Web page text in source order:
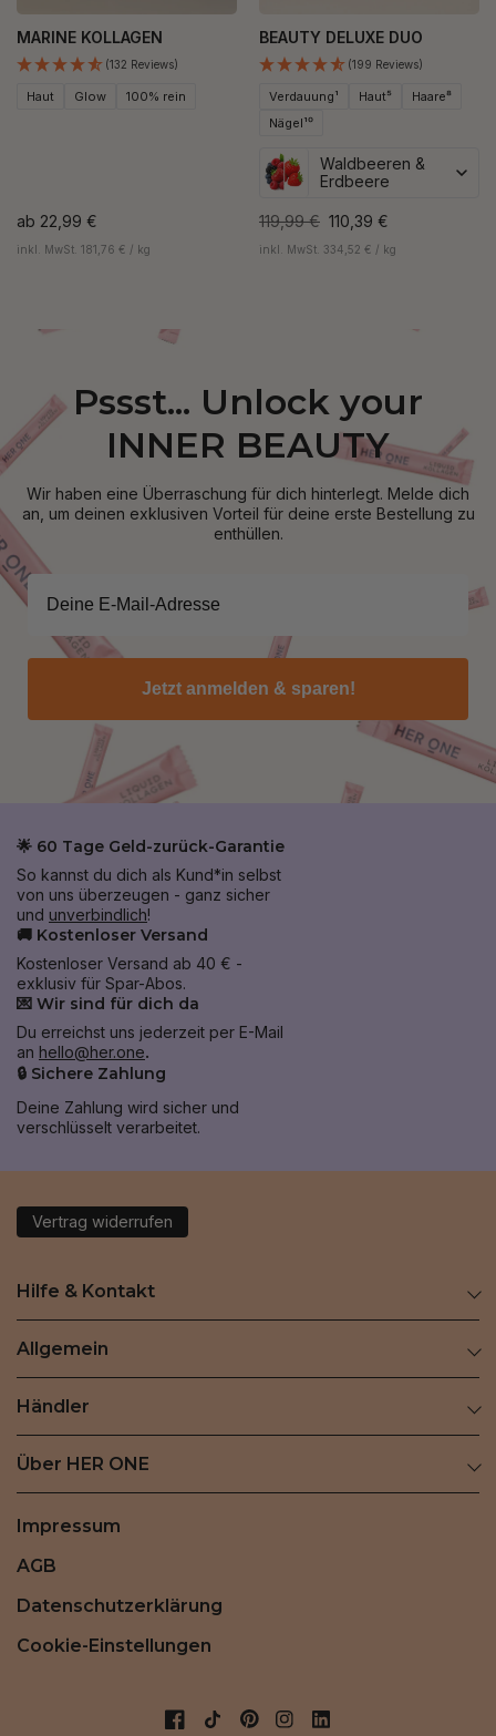
MARINE KOLLAGEN
(132 Reviews)
Haut Glow 100% rein
ab 22,99 €
inkl. MwSt. 181,76 € / kg
BEAUTY DELUXE DUO
(199 Reviews)
Verdauung¹ Haut⁵
Haare⁸
Nägel¹⁰
Waldbeeren &
Erdbeere
119,99 € 110,39 €
inkl. MwSt. 334,52 € / kg
Pssst... Unlock your
INNER BEAUTY
Wir haben eine Überraschung für dich hinterlegt. Melde dich
an, um deinen exklusiven Vorteil für deine erste Bestellung zu
enthüllen.
Jetzt anmelden & sparen!
🌟 60 Tage Geld-zurück-Garantie
So kannst du dich als Kund*in selbst
von uns überzeugen - ganz sicher
und unverbindlich!
🚚 Kostenloser Versand
Kostenloser Versand ab 40 € -
exklusiv für Spar-Abos.
💌 Wir sind für dich da
Du erreichst uns jederzeit per E-Mail
an hello@her.one.
🔒 Sichere Zahlung
Deine Zahlung wird sicher und
verschlüsselt verarbeitet.
Vertrag widerrufen
Hilfe & Kontakt
Allgemein
Händler
Über HER ONE
Impressum
AGB
Datenschutzerklärung
Cookie-Einstellungen